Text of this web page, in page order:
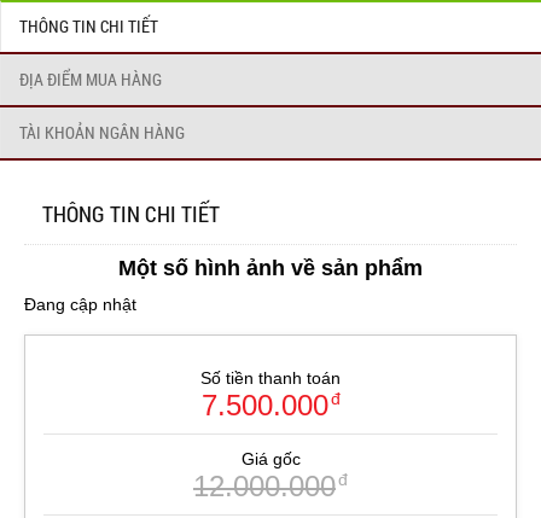
THÔNG TIN CHI TIẾT
ĐỊA ĐIỂM MUA HÀNG
TÀI KHOẢN NGÂN HÀNG
THÔNG TIN CHI TIẾT
Một số hình ảnh về sản phẩm
Đang cập nhật
Số tiền thanh toán
7.500.000đ
Giá gốc
12.000.000đ